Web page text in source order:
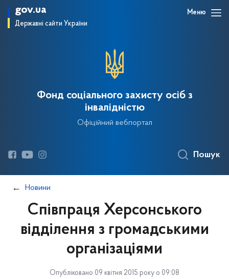
gov.ua
Державні сайти України
Меню
Фонд соціального захисту осіб з
інвалідністю
Офіційний вебпортал
Пошук
Новини
Співпраця Херсонського
відділення з громадськими
організаціями
Опубліковано 09 квітня 2015 року о 09:08